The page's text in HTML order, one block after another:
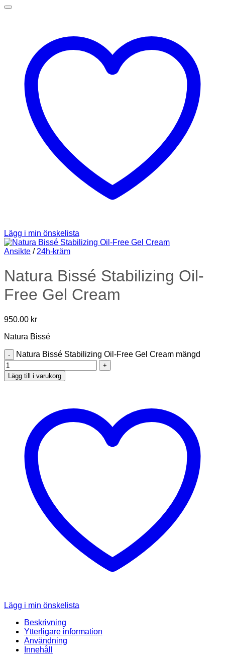
Lägg i min önskelista
Ansikte / 24h-kräm
Natura Bissé Stabilizing Oil-
Free Gel Cream
950.00 kr
Natura Bissé
Natura Bissé Stabilizing Oil-Free Gel Cream mängd
Lägg till i varukorg
Lägg i min önskelista
Beskrivning
Ytterligare information
Användning
Innehåll